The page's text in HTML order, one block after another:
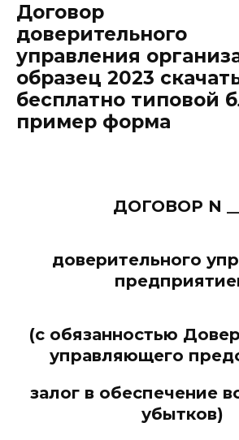
Договор
доверительного
управления
образец 2023
бесплатно типовой
пример форма
ДОГОВОР N
доверительного
(с обязанностью
управляющего
залог в обеспечение
убытков)